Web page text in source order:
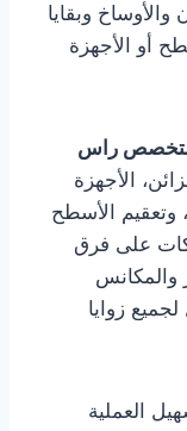
والأوساخ وبقايا
أو الأجهزة
متخصص راس
الأجهزة
وتعقيم الأسطح
على فرق
والمكانس
زوايا
العملية